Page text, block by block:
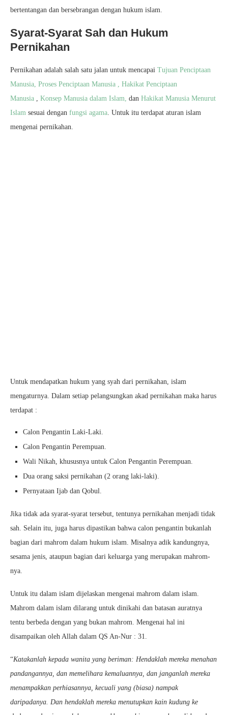
bertentangan dan bersebrangan dengan hukum islam.
Syarat-Syarat Sah dan Hukum
Pernikahan
Pernikahan adalah salah satu jalan untuk mencapai Tujuan Penciptaan
Manusia, Proses Penciptaan Manusia , Hakikat Penciptaan
Manusia , Konsep Manusia dalam Islam, dan Hakikat Manusia Menurut
Islam sesuai dengan fungsi agama. Untuk itu terdapat aturan islam
mengenai pernikahan.
Untuk mendapatkan hukum yang syah dari pernikahan, islam
mengaturnya. Dalam setiap pelangsungkan akad pernikahan maka harus
terdapat :
Calon Pengantin Laki-Laki.
Calon Pengantin Perempuan.
Wali Nikah, khususnya untuk Calon Pengantin Perempuan.
Dua orang saksi pernikahan (2 orang laki-laki).
Pernyataan Ijab dan Qobul.
Jika tidak ada syarat-syarat tersebut, tentunya pernikahan menjadi tidak
sah. Selain itu, juga harus dipastikan bahwa calon pengantin bukanlah
bagian dari mahrom dalam hukum islam. Misalnya adik kandungnya,
sesama jenis, ataupun bagian dari keluarga yang merupakan mahrom-
nya.
Untuk itu dalam islam dijelaskan mengenai mahrom dalam islam.
Mahrom dalam islam dilarang untuk dinikahi dan batasan auratnya
tentu berbeda dengan yang bukan mahrom. Mengenai hal ini
disampaikan oleh Allah dalam QS An-Nur : 31.
“Katakanlah kepada wanita yang beriman: Hendaklah mereka menahan
pandangannya, dan memelihara kemaluannya, dan janganlah mereka
menampakkan perhiasannya, kecuali yang (biasa) nampak
daripadanya. Dan hendaklah mereka menutupkan kain kudung ke